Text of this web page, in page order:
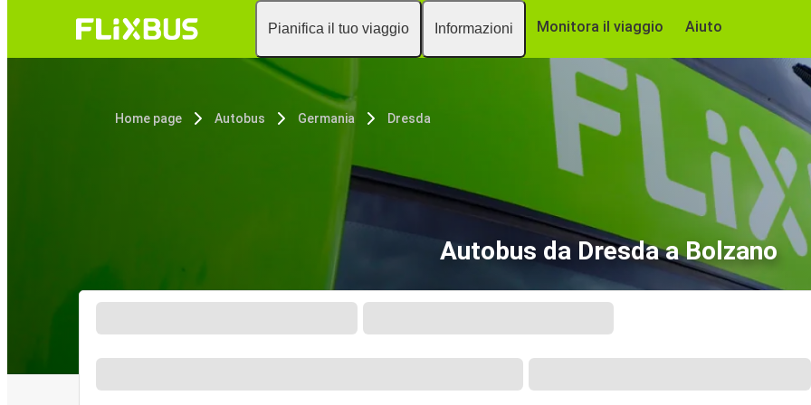
Pianifica il tuo viaggio Informazioni Monitora il viaggio Aiuto
Home page Autobus Germania Dresda
Autobus da Dresda a Bolzano